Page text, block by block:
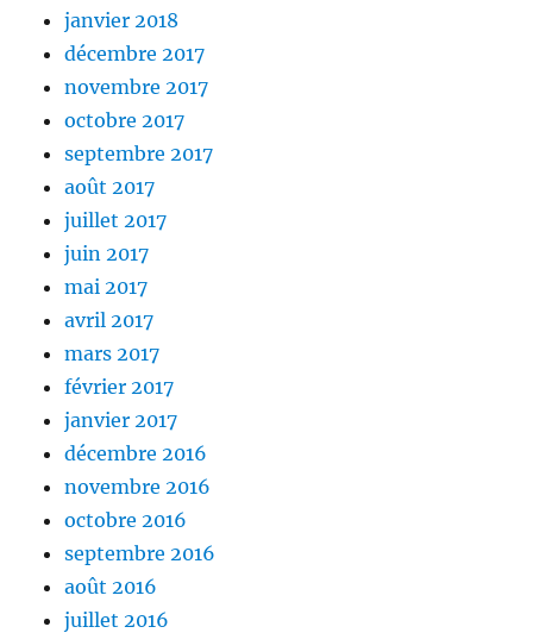
janvier 2018
décembre 2017
novembre 2017
octobre 2017
septembre 2017
août 2017
juillet 2017
juin 2017
mai 2017
avril 2017
mars 2017
février 2017
janvier 2017
décembre 2016
novembre 2016
octobre 2016
septembre 2016
août 2016
juillet 2016